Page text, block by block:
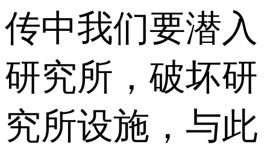
传中我们要潜入
研究所，破坏研
究所设施，与此